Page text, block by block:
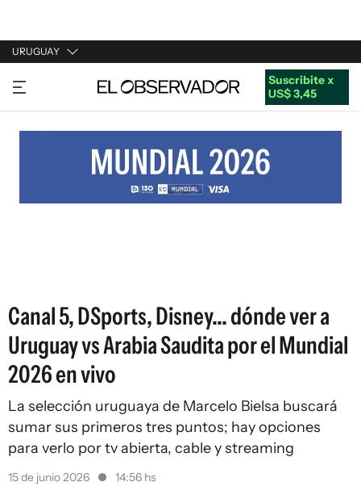
URUGUAY
URUGUAY
ARGENTINA
ESTADOS UNIDOS
Suscribite x
US$ 3,45
Canal 5, DSports, Disney... dónde ver a
Uruguay vs Arabia Saudita por el Mundial
2026 en vivo
La selección uruguaya de Marcelo Bielsa buscará
sumar sus primeros tres puntos; hay opciones
para verlo por tv abierta, cable y streaming
15 de junio 2026 14:56 hs